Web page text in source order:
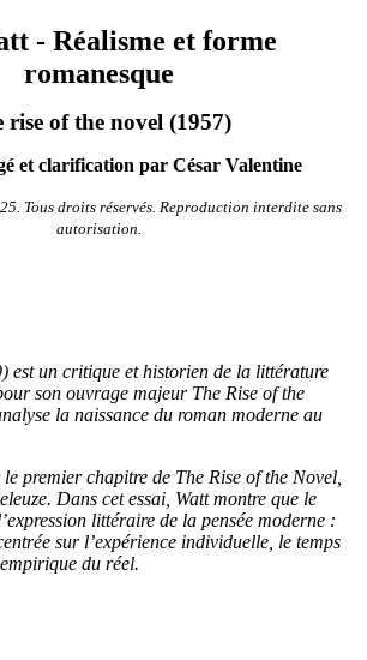
- Réalisme et forme
romanesque
rise of the novel (1957)
et clarification par César Valentine
Tous droits réservés. Reproduction interdite sans
autorisation.
est un critique et historien de la littérature
son ouvrage majeur The Rise of the
la naissance du roman moderne au
premier chapitre de The Rise of the Novel,
Dans cet essai, Watt montre que le
littéraire de la pensée moderne :
sur l’expérience individuelle, le temps
du réel.